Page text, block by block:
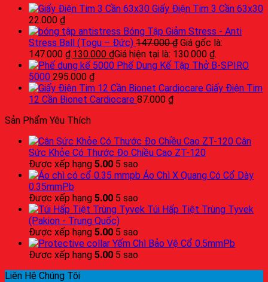
Giấy Điện Tim 3 Cần 63x30
22.000 ₫
Bóng Tập Giảm Stress - Anti
Stress Ball (Togu – Đức) 147.000₫ Giá gốc là:
147.000 ₫.130.000 ₫Giá hiện tại là: 130.000 ₫.
Phế Dung Kế Tập Thở B-SPIRO
5000 295.000 ₫
Giấy Điện Tim
12 Cần Bionet Cardiocare 87.000 ₫
Sản Phẩm Yêu Thích
Cân
Sức Khỏe Có Thước Đo Chiều Cao ZT-120
Được xếp hạng 5.00 5 sao
Áo Chì X Quang Có Cổ Dày
0.35mmPb
Được xếp hạng 5.00 5 sao
Túi Hấp Tiệt Trùng Tyvek
(Pakion - Trung Quốc)
Được xếp hạng 5.00 5 sao
Yếm Chì Bảo Vệ Cổ 0.5mmPb
Được xếp hạng 5.00 5 sao
Liên Hệ Chúng Tôi